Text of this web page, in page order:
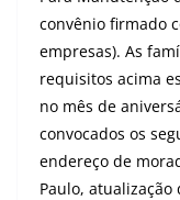
convênio firmado
empresas). As
requisitos acima
no mês de
convocados os
endereço de
Paulo,